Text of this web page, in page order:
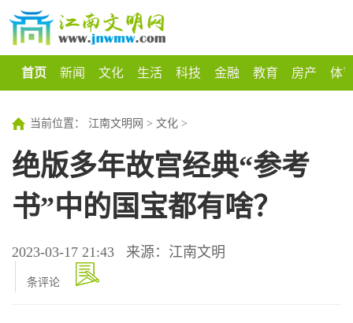
首页 新闻 文化 生活 科技 金融 教育 房产 体
当前位置： 江南文明网 > 文化 >
绝版多年故宫经典“参考
书”中的国宝都有啥？
2023-03-17 21:43 来源：江南文明
条评论